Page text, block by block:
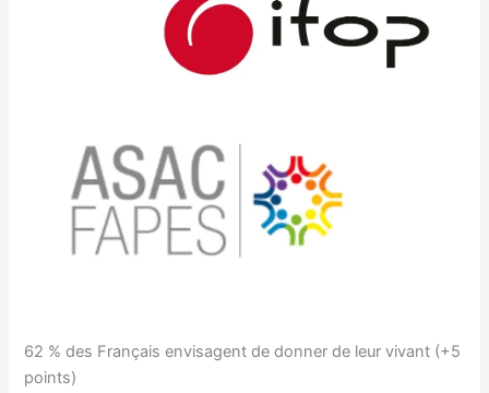
62 % des Français envisagent de donner de leur vivant (+5
points)